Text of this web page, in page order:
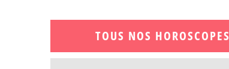
TOUS NOS HOROSCOPES